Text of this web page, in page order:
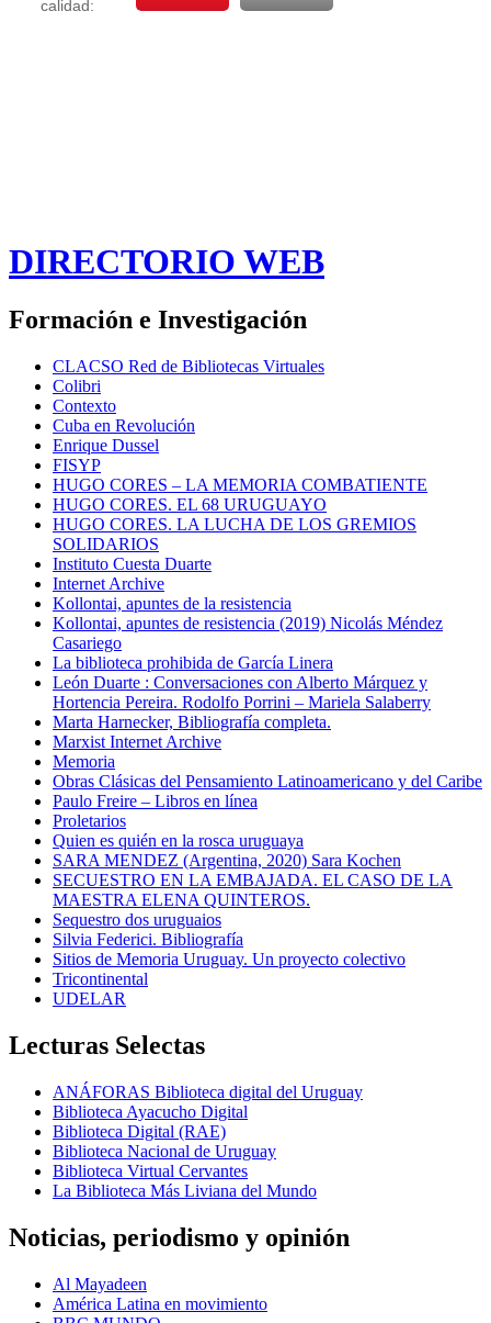
DIRECTORIO WEB
Formación e Investigación
CLACSO Red de Bibliotecas Virtuales
Colibri
Contexto
Cuba en Revolución
Enrique Dussel
FISYP
HUGO CORES – LA MEMORIA COMBATIENTE
HUGO CORES. EL 68 URUGUAYO
HUGO CORES. LA LUCHA DE LOS GREMIOS
SOLIDARIOS
Instituto Cuesta Duarte
Internet Archive
Kollontai, apuntes de la resistencia
Kollontai, apuntes de resistencia (2019) Nicolás Méndez
Casariego
La biblioteca prohibida de García Linera
León Duarte : Conversaciones con Alberto Márquez y
Hortencia Pereira. Rodolfo Porrini – Mariela Salaberry
Marta Harnecker, Bibliografía completa.
Marxist Internet Archive
Memoria
Obras Clásicas del Pensamiento Latinoamericano y del Caribe
Paulo Freire – Libros en línea
Proletarios
Quien es quién en la rosca uruguaya
SARA MENDEZ (Argentina, 2020) Sara Kochen
SECUESTRO EN LA EMBAJADA. EL CASO DE LA
MAESTRA ELENA QUINTEROS.
Sequestro dos uruguaios
Silvia Federici. Bibliografía
Sitios de Memoria Uruguay. Un proyecto colectivo
Tricontinental
UDELAR
Lecturas Selectas
ANÁFORAS Biblioteca digital del Uruguay
Biblioteca Ayacucho Digital
Biblioteca Digital (RAE)
Biblioteca Nacional de Uruguay
Biblioteca Virtual Cervantes
La Biblioteca Más Liviana del Mundo
Noticias, periodismo y opinión
Al Mayadeen
América Latina en movimiento